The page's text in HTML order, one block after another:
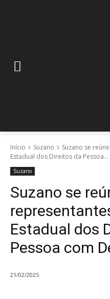
Início Suzano
Suzano se
Estadual dos Direitos da Pessoa...
Suzano
Suzano se
Estadual dos
Pessoa com
21/02/2025